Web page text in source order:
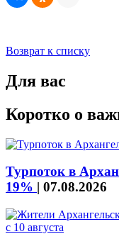
Возврат к списку
Для вас
Коротко о
Турпоток в
19% | 07.08.2026